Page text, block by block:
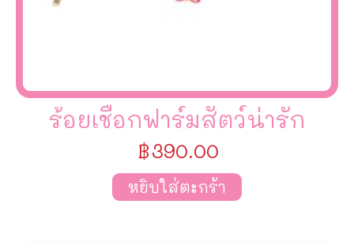
ร้อยเชือกฟาร์มสัตว์น่ารัก
฿390.00
หยิบใส่ตะกร้า